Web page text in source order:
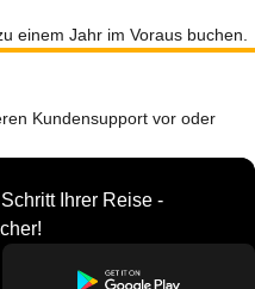
einem Jahr im Voraus buchen.
Kundensupport vor oder
Ihrer Reise -